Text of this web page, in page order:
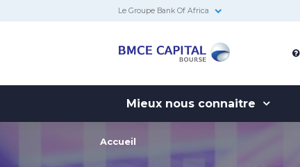
Le Groupe Bank Of Africa
Bourse
Mieux nous connaitre
Accueil